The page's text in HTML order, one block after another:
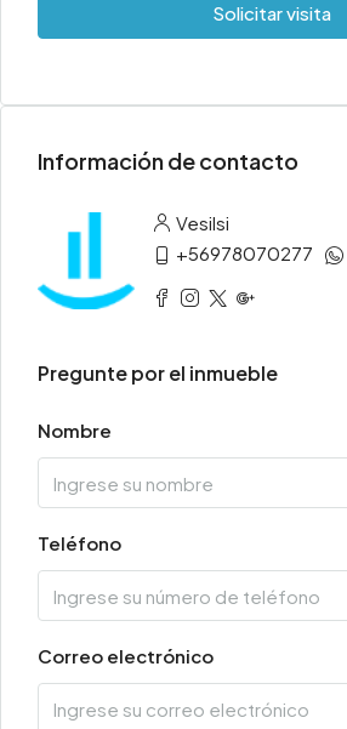
Solicitar visita
Información de contacto
Vesilsi
+56978070277
Pregunte por el inmueble
Nombre
Teléfono
Correo electrónico